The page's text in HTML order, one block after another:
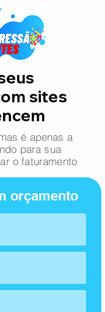
sites
é apenas a
para sua
o faturamento
orçamento